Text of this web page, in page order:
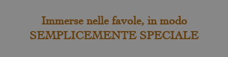
Immerse nelle favole, in modo
SEMPLICEMENTE SPECIALE